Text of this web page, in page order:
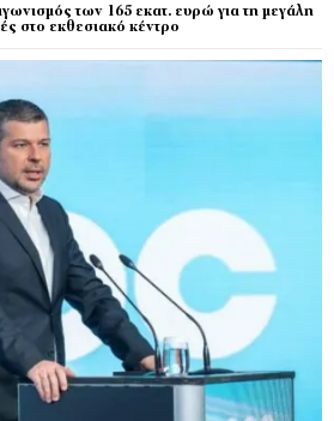
των 165 εκατ. ευρώ για τη μεγάλη
στο εκθεσιακό κέντρο